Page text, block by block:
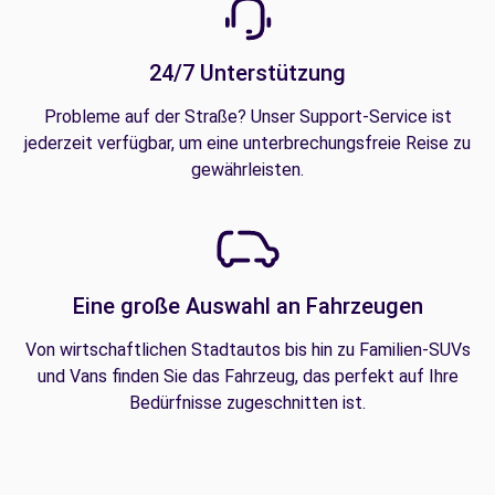
24/7 Unterstützung
Probleme auf der Straße? Unser Support-Service ist
jederzeit verfügbar, um eine unterbrechungsfreie Reise zu
gewährleisten.
Eine große Auswahl an Fahrzeugen
Von wirtschaftlichen Stadtautos bis hin zu Familien-SUVs
und Vans finden Sie das Fahrzeug, das perfekt auf Ihre
Bedürfnisse zugeschnitten ist.